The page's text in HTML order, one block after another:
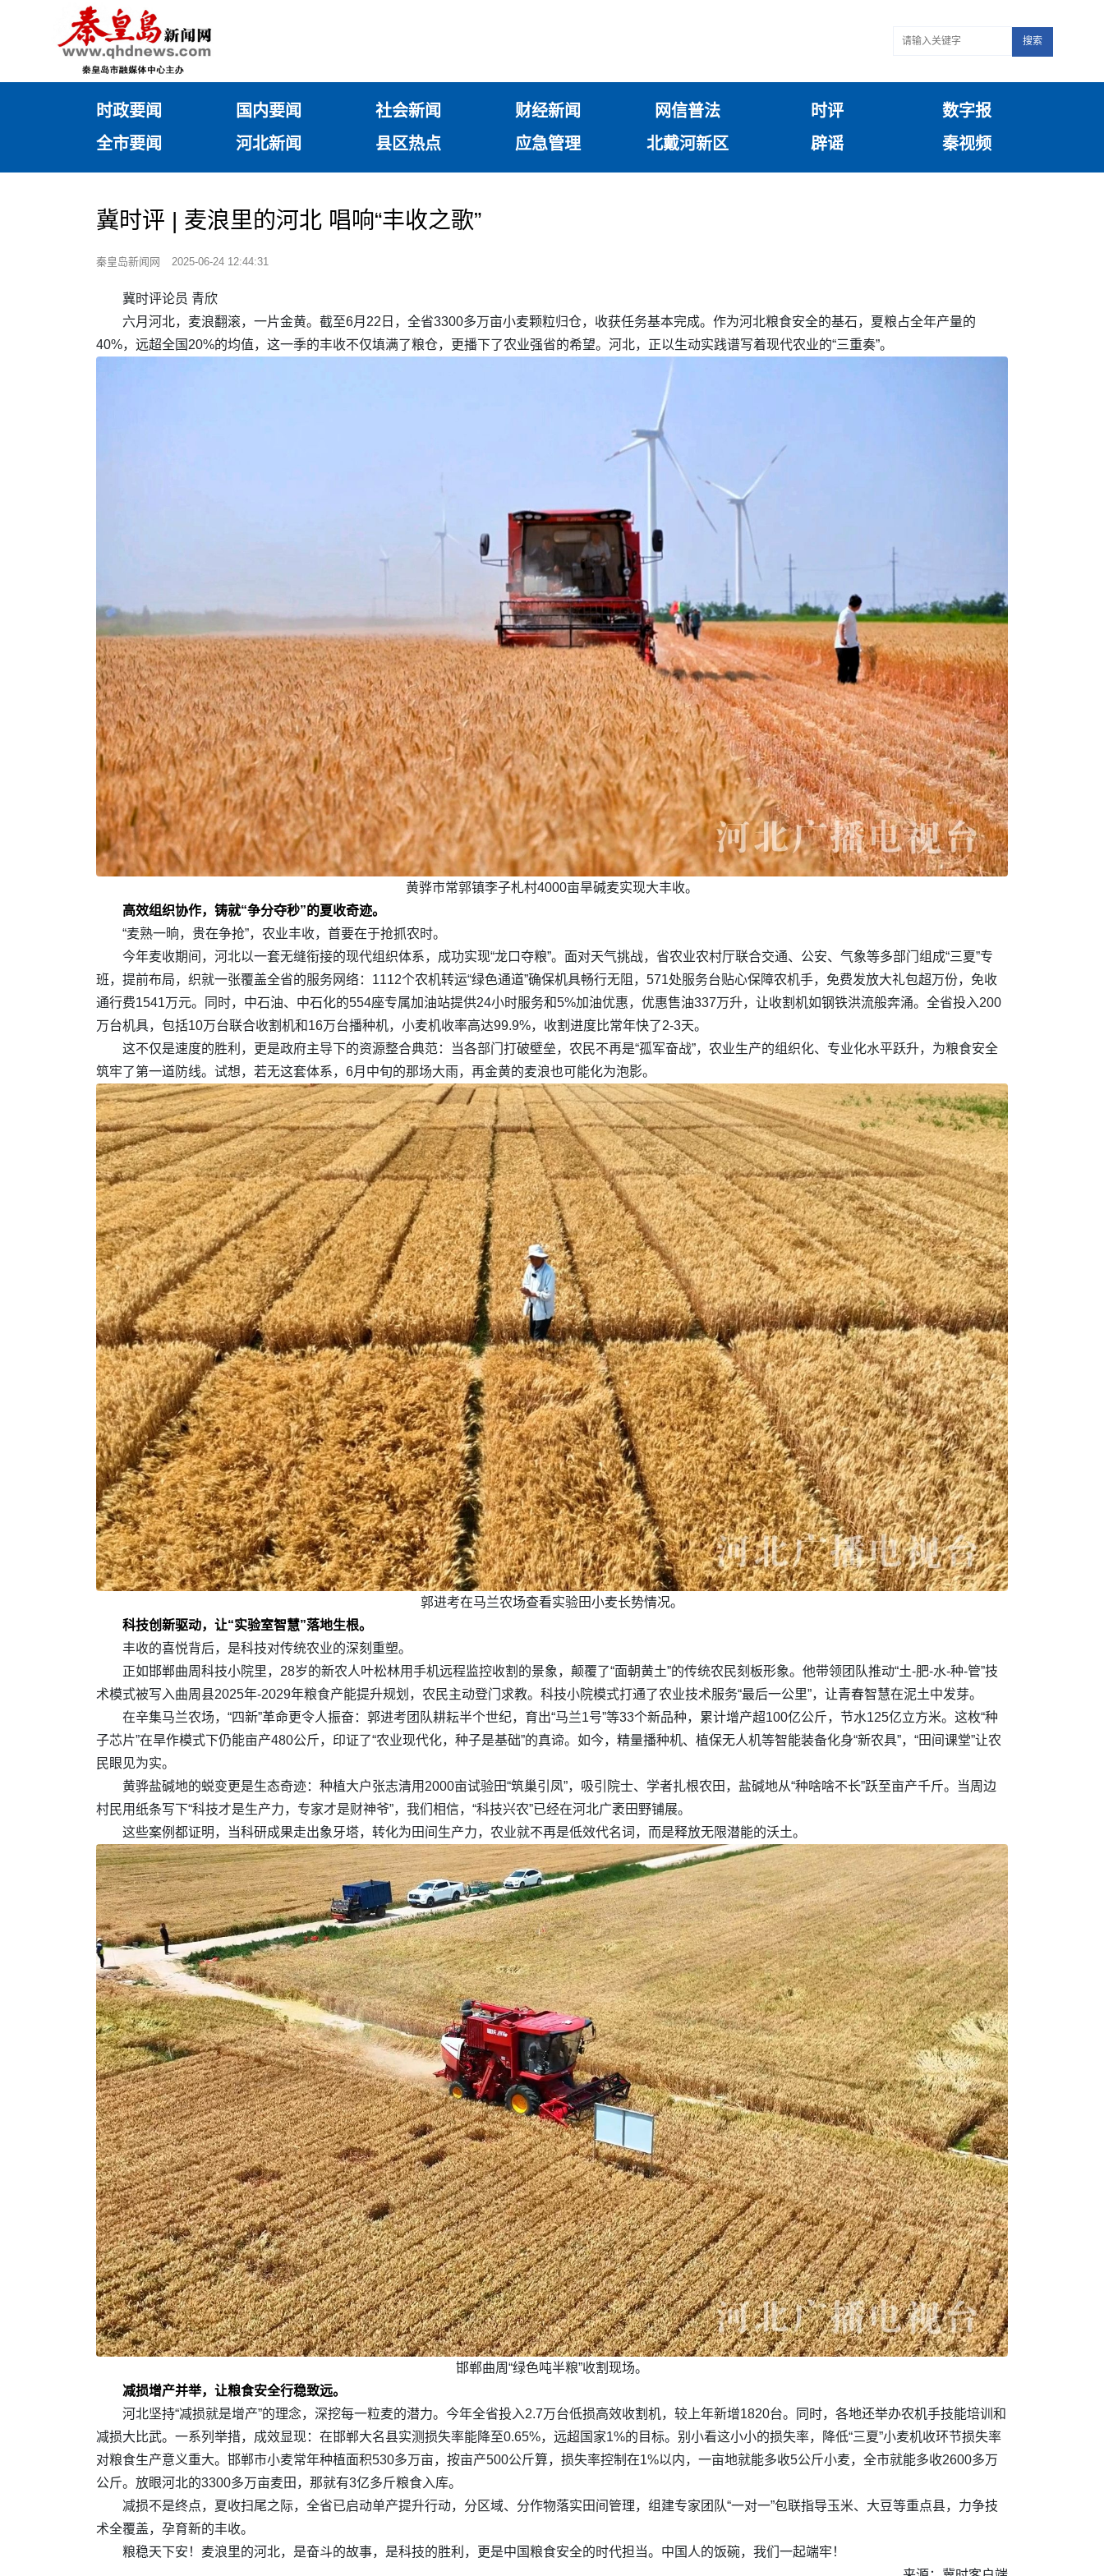
搜索
时政要闻 国内要闻 社会新闻 财经新闻 网信普法 时评
数字报
全市要闻
河北新闻 县区热点 应急管理 北戴河新区 辟谣 秦视频
冀时评 | 麦浪里的河北 唱响“丰收之歌”
秦皇岛新闻网 2025-06-24 12:44:31
冀时评论员 青欣
六月河北，麦浪翻滚，一片金黄。截至6月22日，全省3300多万亩小麦颗粒归仓，收获任务基本完成。作为河北粮食安全的基石，夏粮占全年产量的
40%，远超全国20%的均值，这一季的丰收不仅填满了粮仓，更播下了农业强省的希望。河北，正以生动实践谱写着现代农业的“三重奏”。
黄骅市常郭镇李子札村4000亩旱碱麦实现大丰收。
高效组织协作，铸就“争分夺秒”的夏收奇迹。‌
“麦熟一晌，贵在争抢”，农业丰收，首要在于抢抓农时。
今年麦收期间，河北以一套无缝衔接的现代组织体系，成功实现“龙口夺粮”。面对天气挑战，省农业农村厅联合交通、公安、气象等多部门组成“三夏”专
班，提前布局，织就一张覆盖全省的服务网络：1112个农机转运“绿色通道”确保机具畅行无阻，571处服务台贴心保障农机手，免费发放大礼包超万份，免收
通行费1541万元。同时，中石油、中石化的554座专属加油站提供24小时服务和5%加油优惠，优惠售油337万升，让收割机如钢铁洪流般奔涌。全省投入200
万台机具，包括10万台联合收割机和16万台播种机，小麦机收率高达99.9%，收割进度比常年快了2-3天。
这不仅是速度的胜利，更是政府主导下的资源整合典范：当各部门打破壁垒，农民不再是“孤军奋战”，农业生产的组织化、专业化水平跃升，为粮食安全
筑牢了第一道防线。试想，若无这套体系，6月中旬的那场大雨，再金黄的麦浪也可能化为泡影。
郭进考在马兰农场查看实验田小麦长势情况。
科技创新驱动，让“实验室智慧”落地生根。‌
丰收的喜悦背后，是科技对传统农业的深刻重塑。
正如邯郸曲周科技小院里，28岁的新农人叶松林用手机远程监控收割的景象，颠覆了“面朝黄土”的传统农民刻板形象。他带领团队推动“土-肥-水-种-管”技
术模式被写入曲周县2025年-2029年粮食产能提升规划，农民主动登门求教。科技小院模式打通了农业技术服务“最后一公里”，让青春智慧在泥土中发芽。
在辛集马兰农场，“四新”革命更令人振奋：郭进考团队耕耘半个世纪，育出“马兰1号”等33个新品种，累计增产超100亿公斤，节水125亿立方米。这枚“种
子芯片”在旱作模式下仍能亩产480公斤，印证了“农业现代化，种子是基础”的真谛。如今，精量播种机、植保无人机等智能装备化身“新农具”，“田间课堂”让农
民眼见为实。
黄骅盐碱地的蜕变更是生态奇迹：种植大户张志清用2000亩试验田“筑巢引凤”，吸引院士、学者扎根农田，盐碱地从“种啥啥不长”跃至亩产千斤。当周边
村民用纸条写下“科技才是生产力，专家才是财神爷”，我们相信，“科技兴农”已经在河北广袤田野铺展。
这些案例都证明，当科研成果走出象牙塔，转化为田间生产力，农业就不再是低效代名词，而是释放无限潜能的沃土。
邯郸曲周“绿色吨半粮”收割现场。
减损增产并举，让粮食安全行稳致远。‌
河北坚持“减损就是增产”的理念，深挖每一粒麦的潜力。今年全省投入2.7万台低损高效收割机，较上年新增1820台。同时，各地还举办农机手技能培训和
减损大比武。一系列举措，成效显现：在邯郸大名县实测损失率能降至0.65%，远超国家1%的目标。别小看这小小的损失率，降低“三夏”小麦机收环节损失率
对粮食生产意义重大。邯郸市小麦常年种植面积530多万亩，按亩产500公斤算，损失率控制在1%以内，一亩地就能多收5公斤小麦，全市就能多收2600多万
公斤。放眼河北的3300多万亩麦田，那就有3亿多斤粮食入库。
减损不是终点，夏收扫尾之际，全省已启动单产提升行动，分区域、分作物落实田间管理，组建专家团队“一对一”包联指导玉米、大豆等重点县，力争技
术全覆盖，孕育新的丰收。
粮稳天下安！麦浪里的河北，是奋斗的故事，是科技的胜利，更是中国粮食安全的时代担当。中国人的饭碗，我们一起端牢！